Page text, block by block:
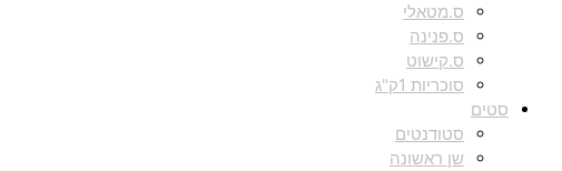
ס.מטאלי
ס.פנינה
ס.קישוט
סוכריות 1ק"ג
סטים
סטודנטים
שן ראשונה